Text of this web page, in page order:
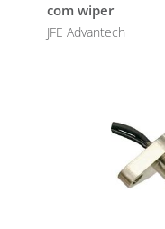
com wiper
JFE Advantech